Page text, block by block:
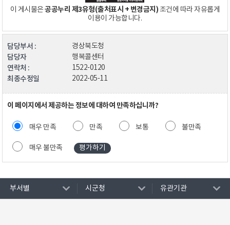
이 게시물은공공누리 제3유형(출처표시 + 변경금지)조건에 따라 자유롭게
이용이 가능합니다.
담당부서 : 경상북도청
담당자 행복콜센터
연락처 : 1522-0120
최종수정일 2022-05-11
이 페이지에서 제공하는 정보에 대하여 만족하십니까?
매우 만족 만족 보통 불만족
매우 불만족
부서별 시군청 유관기관